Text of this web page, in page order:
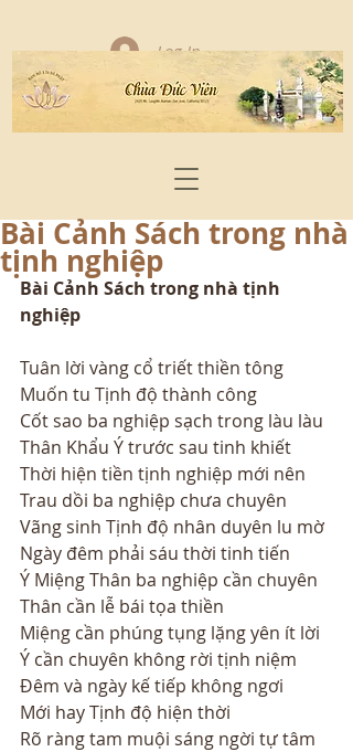
Log In
Bài Cảnh Sách trong nhà
tịnh nghiệp
Bài Cảnh Sách trong nhà tịnh
nghiệp
Tuân lời vàng cổ triết thiền tông
Muốn tu Tịnh độ thành công
Cốt sao ba nghiệp sạch trong làu làu
Thân Khẩu Ý trước sau tinh khiết
Thời hiện tiền tịnh nghiệp mới nên
Trau dồi ba nghiệp chưa chuyên
Vãng sinh Tịnh độ nhân duyên lu mờ
Ngày đêm phải sáu thời tinh tiến
Ý Miệng Thân ba nghiệp cần chuyên
Thân cần lễ bái tọa thiền
Miệng cần phúng tụng lặng yên ít lời
Ý cần chuyên không rời tịnh niệm
Ðêm và ngày kế tiếp không ngơi
Mới hay Tịnh độ hiện thời
Rõ ràng tam muội sáng ngời tự tâm